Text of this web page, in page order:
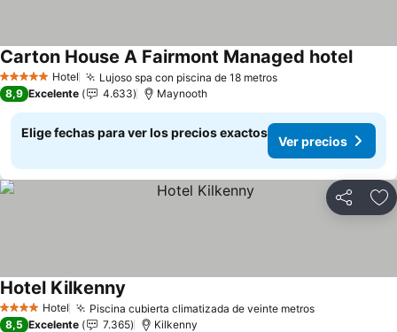
5 Estrellas Hotel Lujoso spa con piscina de 18 metrosVer precios
Carton House A Fairmont Managed hotelVer
8,9 Excelente 4.633 Maynooth
Elige fechas para ver los precios exactos
Ver precios
Compartir
4 EstrellasHotel Piscina cubierta climatizada de veinte metrosVer precios
Hotel Kilkenny
8,5 Excelente 7.365 Kilkenny